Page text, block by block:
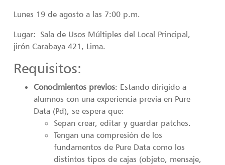
Lunes 19 de agosto a las 7:00 p.m.
Lugar: Sala de Usos Múltiples del Local Principal,
jirón Carabaya 421, Lima.
Requisitos:
Conocimientos previos: Estando dirigido a
alumnos con una experiencia previa en Pure
Data (Pd), se espera que:
Sepan crear, editar y guardar patches.
Tengan una compresión de los
fundamentos de Pure Data como los
distintos tipos de cajas (objeto, mensaje,